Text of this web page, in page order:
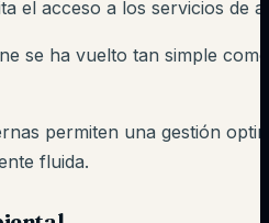
el acceso a los servicios de
se ha vuelto tan simple
permiten una gestión
fluida.